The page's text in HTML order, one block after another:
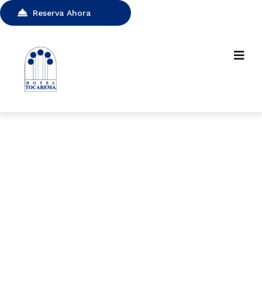
Reserva Ahora